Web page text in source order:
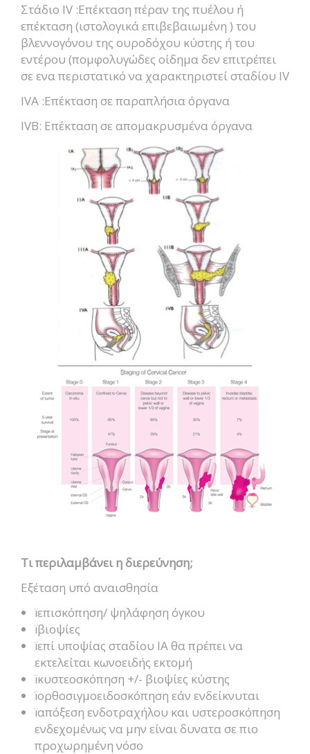
Στάδιο IV :Eπέκταση πέραν της πυέλου ή
επέκταση (ιστολογικά επιβεβαιωμένη ) του
βλεννογόνου της ουροδόχου κύστης ή του
εντέρου (πομφολυγώδες οίδημα δεν επιτρέπει
σε ενα περιστατικό να χαρακτηριστεί σταδίου IV
IVA :Επέκταση σε παραπλήσια όργανα
IVB: Επέκταση σε απομακρυσμένα όργανα
Τι περιλαμβάνει η διερεύνηση;
Εξέταση υπό αναισθησία
ïεπισκόπηση/ ψηλάφηση όγκου
ïβιοψίες
ïεπί υποψίας σταδίου ΙΑ θα πρέπει να
εκτελείται κωνοειδής εκτομή
ïκυστεοσκόπηση +/- βιοψίες κύστης
ïορθοσιγμοειδοσκόπηση εάν ενδείκνυται
ïαπόξεση ενδοτραχήλου και υστεροσκόπηση
ενδεχομένως να μην είναι δυνατα σε πιο
προχωρημένη νόσο